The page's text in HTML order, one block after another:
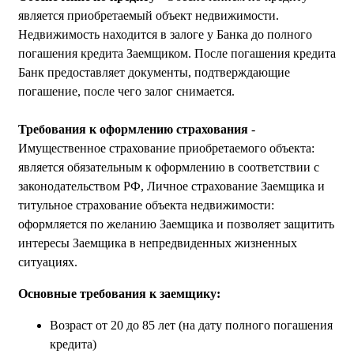
является приобретаемый объект недвижимости.
Недвижимость находится в залоге у Банка до полного
погашения кредита Заемщиком. После погашения кредита
Банк предоставляет документы, подтверждающие
погашение, после чего залог снимается.
Требования к оформлению страхования -
Имущественное страхование приобретаемого объекта:
является обязательным к оформлению в соответствии с
законодательством РФ, Личное страхование Заемщика и
титульное страхование объекта недвижимости:
оформляется по желанию Заемщика и позволяет защитить
интересы Заемщика в непредвиденных жизненных
ситуациях.
Основные требования к заемщику:
Возраст от 20 до 85 лет (на дату полного погашения
кредита)